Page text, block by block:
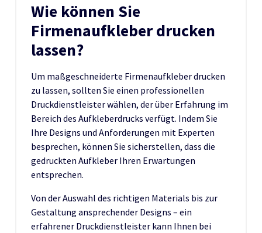
Wie können Sie
Firmenaufkleber drucken
lassen?
Um maßgeschneiderte Firmenaufkleber drucken
zu lassen, sollten Sie einen professionellen
Druckdienstleister wählen, der über Erfahrung im
Bereich des Aufkleberdrucks verfügt. Indem Sie
Ihre Designs und Anforderungen mit Experten
besprechen, können Sie sicherstellen, dass die
gedruckten Aufkleber Ihren Erwartungen
entsprechen.
Von der Auswahl des richtigen Materials bis zur
Gestaltung ansprechender Designs – ein
erfahrener Druckdienstleister kann Ihnen bei